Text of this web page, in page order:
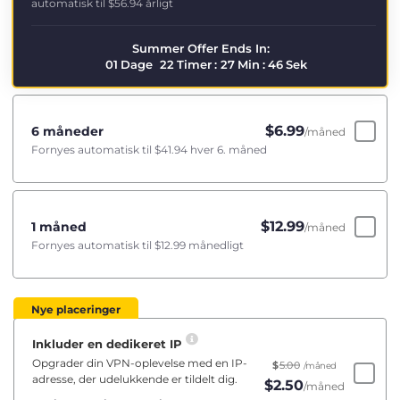
automatisk til $56.94 årligt
Summer Offer Ends In:
01 Dage 22 Timer: 27 Min :46Sek
6 måneder $6.99/måned
Fornyes automatisk til $41.94 hver 6. måned
1 måned $12.99/måned
Fornyes automatisk til $12.99 månedligt
Nye placeringer
Inkluder en dedikeret IP
Opgrader din VPN-oplevelse med en IP-
adresse, der udelukkende er tildelt dig.
$5.00 /måned
$2.50/måned